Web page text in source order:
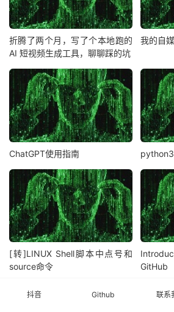
折腾了两个月，写了个本地跑的
AI 短视频生成工具，聊聊踩的坑
我的自
ChatGPT使用指南
[转]LINUX Shell脚本中点号和
source命令
GitHub
抖音 Github 联系